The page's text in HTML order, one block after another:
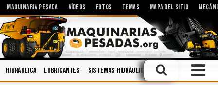
MAQUINARIA PESADA VÍDEOS FOTOS TEMAS MAPA DEL SITIO
Hidráulica Lubricantes Sistemas Hidráulicos Voladura